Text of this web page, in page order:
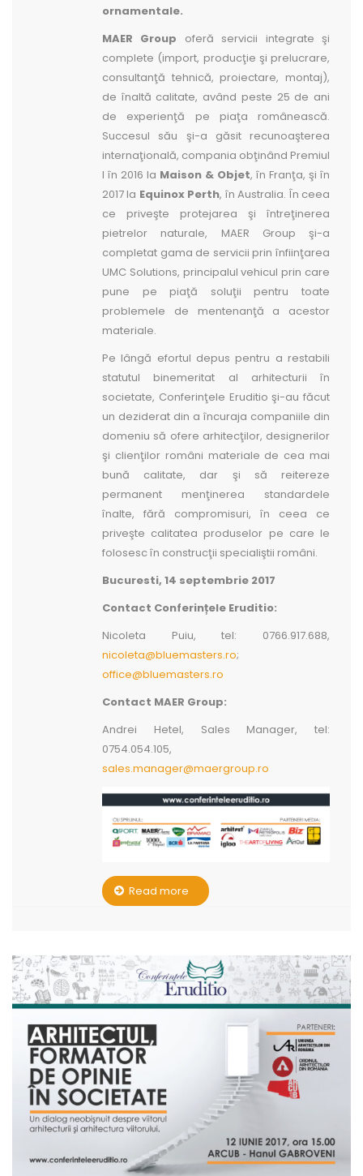
ornamentale.
MAER Group oferă servicii integrate şi
complete (import, producţie şi prelucrare,
consultanţă tehnică, proiectare, montaj),
de înaltă calitate, având peste 25 de ani
de experienţă pe piaţa românească.
Succesul său şi-a găsit recunoaşterea
internaţională, compania obţinând Premiul
I în 2016 la Maison & Objet, în Franţa, şi în
2017 la Equinox Perth, în Australia. În ceea
ce priveşte protejarea şi întreţinerea
pietrelor naturale, MAER Group şi-a
completat gama de servicii prin înfiinţarea
UMC Solutions, principalul vehicul prin care
pune pe piaţă soluţii pentru toate
problemele de mentenanţă a acestor
materiale.
Pe lângă efortul depus pentru a restabili
statutul binemeritat al arhitecturii în
societate, Conferinţele Eruditio şi-au făcut
un deziderat din a încuraja companiile din
domeniu să ofere arhitecţilor, designerilor
şi clienţilor români materiale de cea mai
bună calitate, dar şi să reitereze
permanent menţinerea standardele
înalte, fără compromisuri, în ceea ce
priveşte calitatea produselor pe care le
folosesc în construcţii specialiştii români.
Bucuresti, 14 septembrie 2017
Contact Conferințele Eruditio:
Nicoleta Puiu, tel: 0766.917.688,
nicoleta@bluemasters.ro;
office@bluemasters.ro
Contact MAER Group:
Andrei Hetel, Sales Manager, tel:
0754.054.105,
sales.manager@maergroup.ro
Read more